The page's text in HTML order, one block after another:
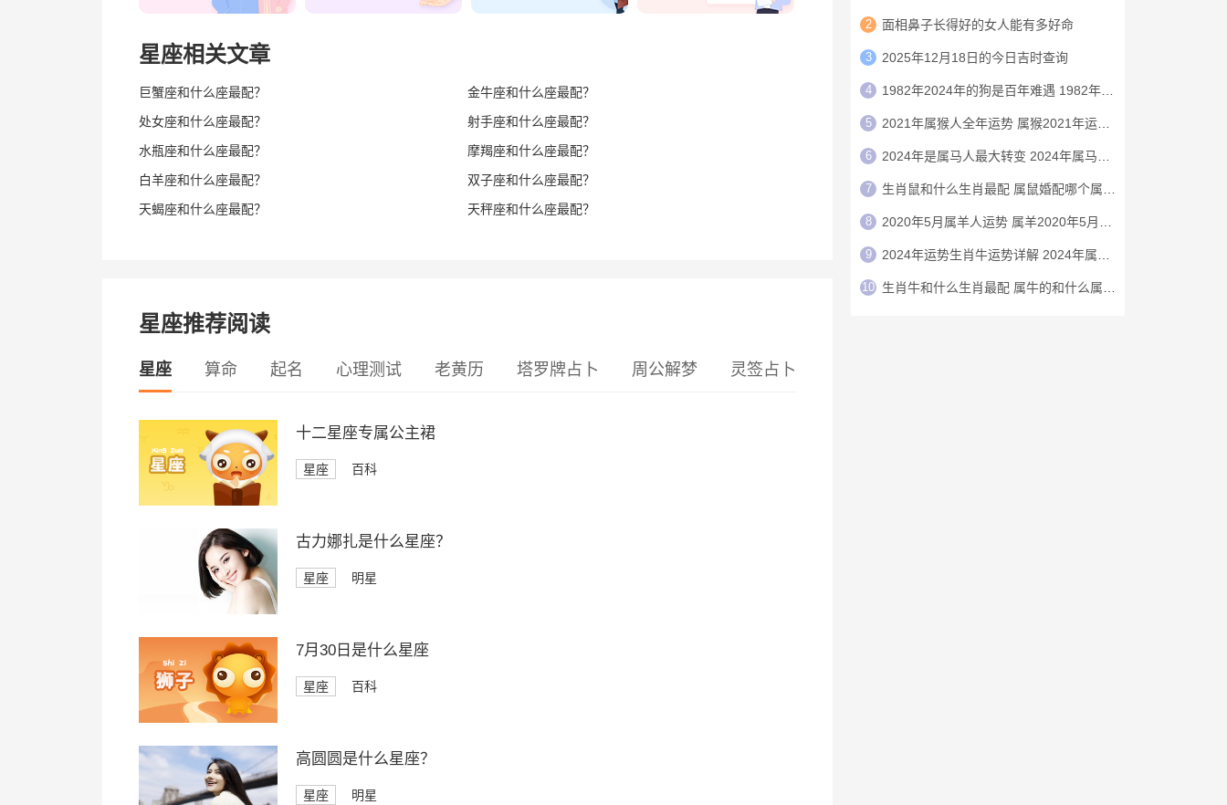
星座相关文章
巨蟹座和什么座最配？
金牛座和什么座最配？
处女座和什么座最配？
射手座和什么座最配？
水瓶座和什么座最配？
摩羯座和什么座最配？
白羊座和什么座最配？
双子座和什么座最配？
天蝎座和什么座最配？
天秤座和什么座最配？
星座推荐阅读
星座 算命 起名 心理测试 老黄历 塔罗牌占卜 周公解梦 灵签占卜
十二星座专属公主裙
星座 百科
古力娜扎是什么星座？
星座 明星
7月30日是什么星座
星座 百科
高圆圆是什么星座？
星座 明星
2 面相鼻子长得好的女人能有多好命
3 2025年12月18日的今日吉时查询
4 1982年2024年的狗是百年难遇 1982年的狗在2024年怎么样
5 2021年属猴人全年运势 属猴2021年运势及运程
6 2024年是属马人最大转变 2024年属马人的全年运势
7 生肖鼠和什么生肖最配 属鼠婚配哪个属相最好
8 2020年5月属羊人运势 属羊2020年5月运程
9 2024年运势生肖牛运势详解 2024年属牛人的全年运势详解
10 生肖牛和什么生肖最配 属牛的和什么属相最配